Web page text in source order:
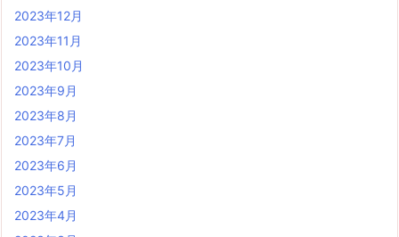
2023年12月
2023年11月
2023年10月
2023年9月
2023年8月
2023年7月
2023年6月
2023年5月
2023年4月